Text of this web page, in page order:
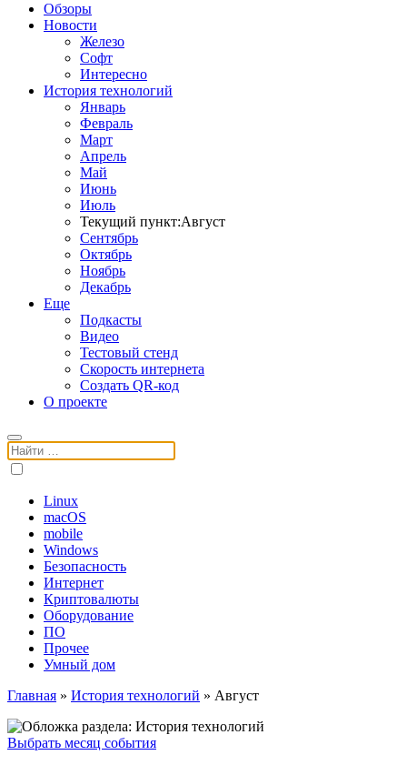
Обзоры
Новости
Железо
Софт
Интересно
История технологий
Январь
Февраль
Март
Апрель
Май
Июнь
Июль
Текущий пункт:Август
Сентябрь
Октябрь
Ноябрь
Декабрь
Еще
Подкасты
Видео
Тестовый стенд
Скорость интернета
Создать QR-код
О проекте
Поиск:
Linux
macOS
mobile
Windows
Безопасность
Интернет
Криптовалюты
Оборудование
ПО
Прочее
Умный дом
Главная » История технологий » Август
Выбрать месяц события